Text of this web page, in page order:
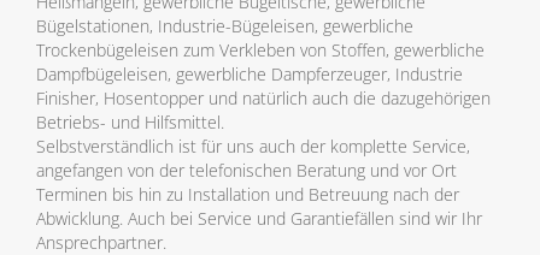
Bügelstationen, Industrie-Bügeleisen, gewerbliche
Trockenbügeleisen zum Verkleben von Stoffen, gewerbliche
Dampfbügeleisen, gewerbliche Dampferzeuger, Industrie
Finisher, Hosentopper und natürlich auch die dazugehörigen
Betriebs- und Hilfsmittel.
Selbstverständlich ist für uns auch der komplette Service,
angefangen von der telefonischen Beratung und vor Ort
Terminen bis hin zu Installation und Betreuung nach der
Abwicklung. Auch bei Service und Garantiefällen sind wir Ihr
Ansprechpartner.